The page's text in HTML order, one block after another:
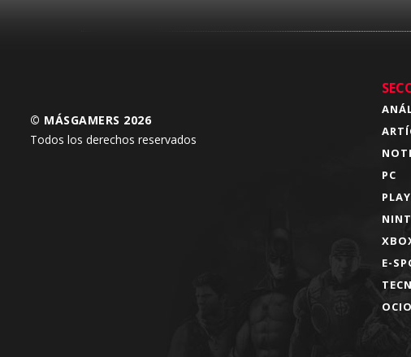
© MÁSGAMERS 2026
Todos los derechos reservados
PC
E-
OCIO